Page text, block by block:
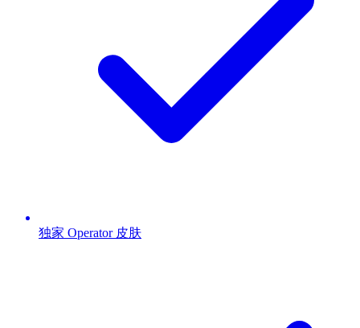
独家 Operator 皮肤